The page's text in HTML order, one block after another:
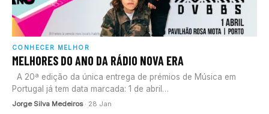
CONHECER MELHOR
MELHORES DO ANO DA RÁDIO NOVA ERA
A 20ª edição da única entrega de prémios de Música em
Portugal já tem data marcada: 1 de abril…
Jorge Silva Medeiros· 28 Jan